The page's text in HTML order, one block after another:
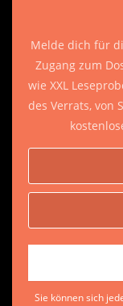
Melde dich für
Zugang zum
wie XXL
des Verrats, von
Sie können sich